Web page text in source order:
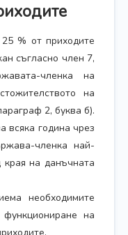
% от приходите
съгласно член 7,
членка на
на
2, буква б).
всяка година чрез
членка най-
на данъчната
необходимите
на